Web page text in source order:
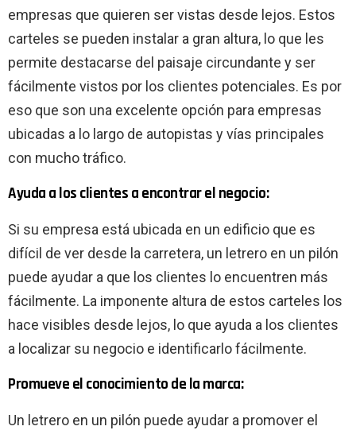
empresas que quieren ser vistas desde lejos. Estos
carteles se pueden instalar a gran altura, lo que les
permite destacarse del paisaje circundante y ser
fácilmente vistos por los clientes potenciales. Es por
eso que son una excelente opción para empresas
ubicadas a lo largo de autopistas y vías principales
con mucho tráfico.
Ayuda a los clientes a encontrar el negocio:
Si su empresa está ubicada en un edificio que es
difícil de ver desde la carretera, un letrero en un pilón
puede ayudar a que los clientes lo encuentren más
fácilmente. La imponente altura de estos carteles los
hace visibles desde lejos, lo que ayuda a los clientes
a localizar su negocio e identificarlo fácilmente.
Promueve el conocimiento de la marca:
Un letrero en un pilón puede ayudar a promover el